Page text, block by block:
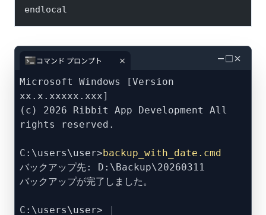
endlocal
－□×
コマンド プロンプト
Microsoft Windows [Version
xx.x.xxxxx.xxx]
(c) 2026 Ribbit App Development All
rights reserved.
C:\users\user>backup_with_date.cmd
バックアップ先: D:\Backup\20260311
バックアップが完了しました。
C:\users\user>